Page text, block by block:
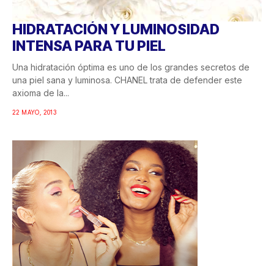
HIDRATACIÓN Y LUMINOSIDAD
INTENSA PARA TU PIEL
Una hidratación óptima es uno de los grandes secretos de
una piel sana y luminosa. CHANEL trata de defender este
axioma de la...
22 MAYO, 2013